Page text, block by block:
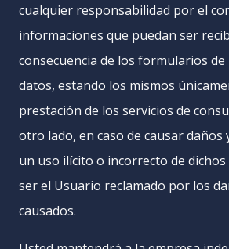
cualquier responsabilidad por el
informaciones que puedan ser
consecuencia de los formularios de
datos, estando los mismos
prestación de los servicios de
otro lado, en caso de causar
un uso ilícito o incorrecto de
ser el Usuario reclamado por los
causados.